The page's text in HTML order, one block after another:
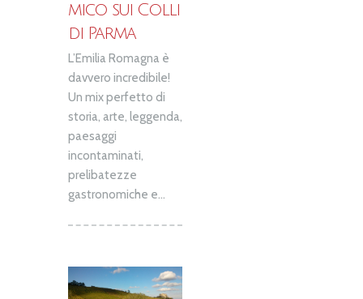
mico sui Colli
di Parma
L’Emilia Romagna è
davvero incredibile!
Un mix perfetto di
storia, arte, leggenda,
paesaggi
incontaminati,
prelibatezze
gastronomiche e...